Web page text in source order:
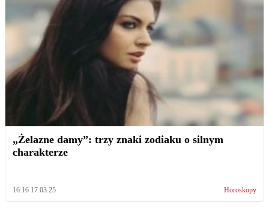
„Żelazne damy”: trzy znaki zodiaku o silnym
charakterze
16:16 17.03.25 Horoskopy